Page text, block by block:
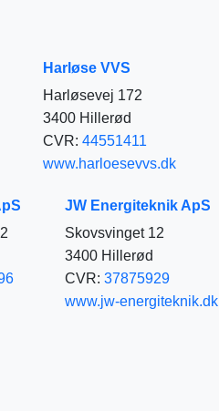
Harløse VVS
Harløsevej 172
3400 Hillerød
CVR: 44551411
www.harloesevvs.dk
JW Energiteknik ApS
Skovsvinget 12
3400 Hillerød
CVR: 37875929
www.jw-energiteknik.dk